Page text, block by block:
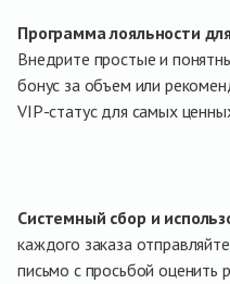
Программа лояльности
Внедрите простые и
бонус за объем или
VIP-статус для самых
Системный сбор и
каждого заказа
письмо с просьбой оценить